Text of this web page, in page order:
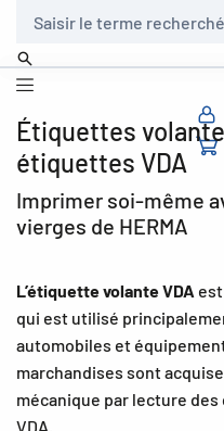
Étiquettes
étiquettes VDA
Imprimer soi-même
vierges de HERMA
L’étiquette volante VDA
qui est utilisé
automobiles et
marchandises sont
mécanique par lecture
VDA.